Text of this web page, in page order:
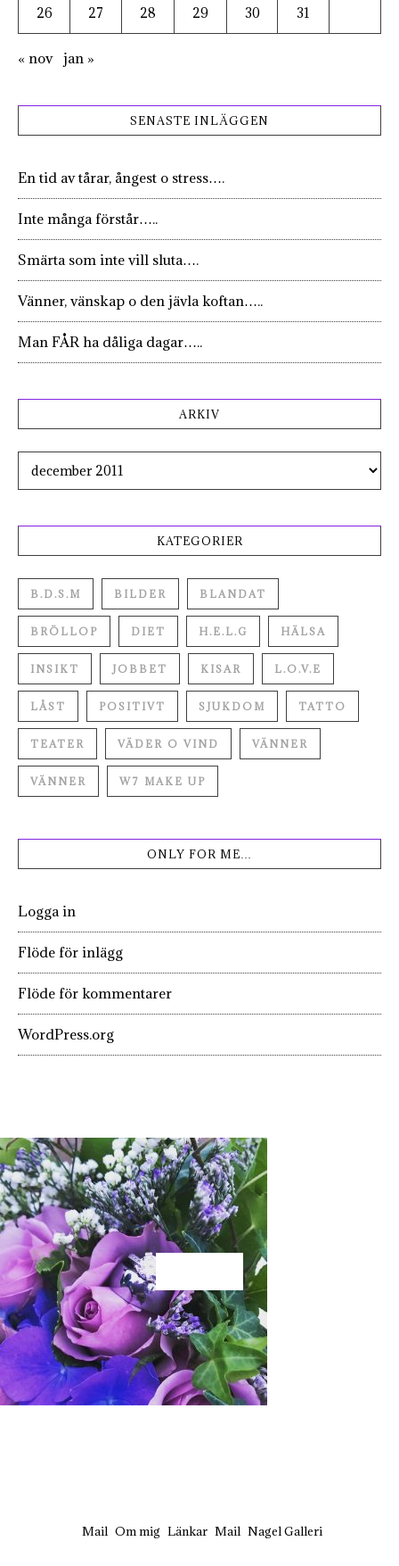
26 27 28 29 30 31
« nov jan »
SENASTE INLÄGGEN
En tid av tårar, ångest o stress….
Inte många förstår…..
Smärta som inte vill sluta….
Vänner, vänskap o den jävla koftan…..
Man FÅR ha dåliga dagar…..
ARKIV
Arkiv
KATEGORIER
B.D.S.M BILDER BLANDAT
BRÖLLOP DIET H.E.L.G HÄLSA
INSIKT JOBBET KISAR L.O.V.E
LÅST POSITIVT SJUKDOM TATTO
TEATER VÄDER O VIND VÄNNER
VÄNNER W7 MAKE UP
ONLY FOR ME…
Logga in
Flöde för inlägg
Flöde för kommentarer
WordPress.org
Mail Om mig Länkar Mail Nagel Galleri